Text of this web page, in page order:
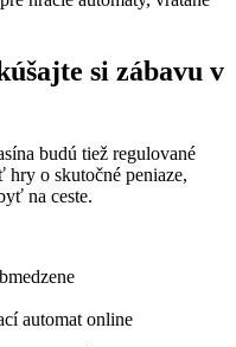
si zábavu v
budú tiež regulované
o skutočné peniaze,
na ceste.
automat online